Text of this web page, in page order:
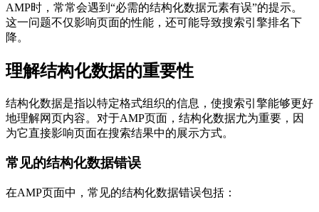
AMP时，常常会遇到“必需的结构化数据元素有误”的提示。
这一问题不仅影响页面的性能，还可能导致搜索引擎排名下
降。
理解结构化数据的重要性
结构化数据是指以特定格式组织的信息，使搜索引擎能够更好
地理解网页内容。对于AMP页面，结构化数据尤为重要，因
为它直接影响页面在搜索结果中的展示方式。
常见的结构化数据错误
在AMP页面中，常见的结构化数据错误包括：